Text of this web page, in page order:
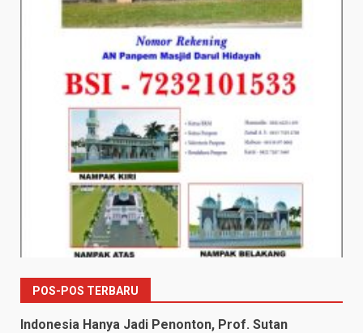
POS-POS TERBARU
Indonesia Hanya Jadi Penonton, Prof. Sutan